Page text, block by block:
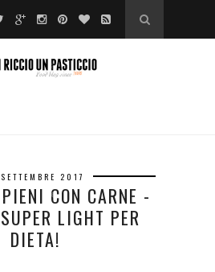
2017
CON CARNE -
LIGHT PER
DIETA!
❅
❆
*